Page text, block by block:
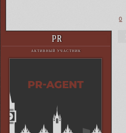
0
PR
АКТИВНЫЙ УЧАСТНИК